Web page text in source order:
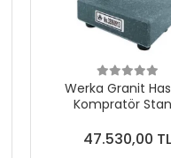
Werka Granit
Kompratör
47.530,00 TL